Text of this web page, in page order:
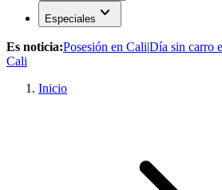
Especiales expand_more
Es noticia:Posesión en Cali|Día sin carro
Cali
Inicio